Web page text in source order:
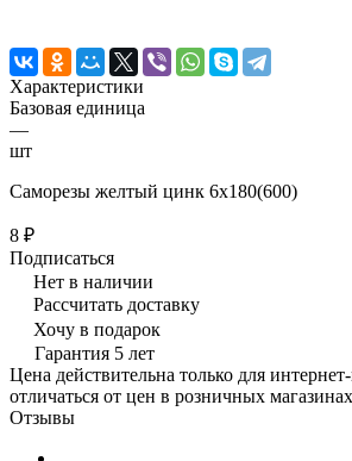
Характеристики
Базовая единица
—
шт
Саморезы желтый цинк 6х180(600)
8 ₽
Подписаться
Нет в наличии
Рассчитать доставку
Хочу в подарок
Гарантия 5 лет
Цена действительна только для
отличаться от цен в розничных магазинах
Отзывы